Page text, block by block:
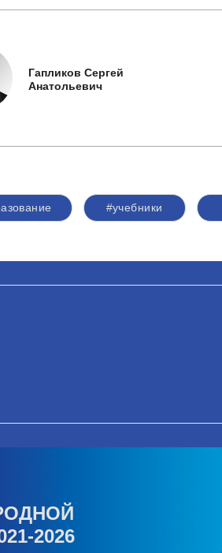
Гапликов Сергей
Анатольевич
#учебники
2026